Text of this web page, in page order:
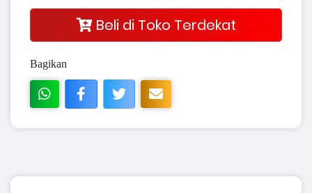
Beli di Toko Terdekat
Bagikan